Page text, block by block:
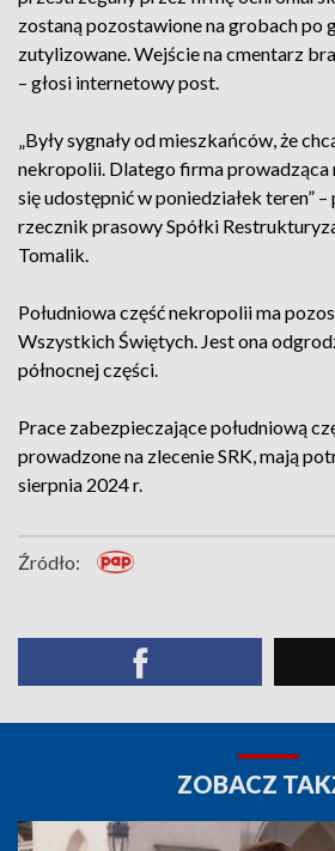
zostaną pozostawione na grobach po
zutylizowane. Wejście na cmentarz
– głosi internetowy post.
„Były sygnały od mieszkańców, że
nekropolii. Dlatego firma prowadząca
się udostępnić w poniedziałek teren” –
rzecznik prasowy Spółki
Tomalik.
Południowa część nekropolii ma
Wszystkich Świętych. Jest ona
północnej części.
Prace zabezpieczające południową
prowadzone na zlecenie SRK, mają
sierpnia 2024 r.
Źródło:
ZOBACZ